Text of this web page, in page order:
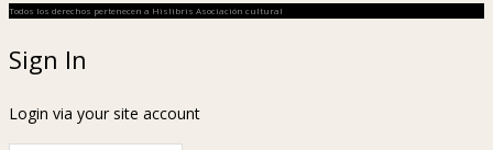
Todos los derechos pertenecen a Hislibris Asociación cultural
Sign In
Login via your site account